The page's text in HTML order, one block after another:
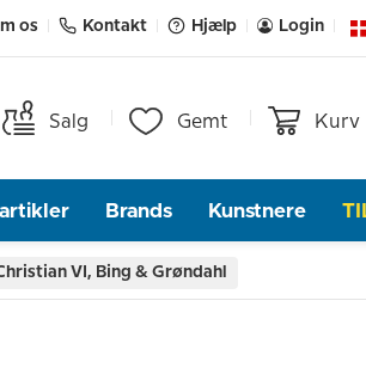
os Kontakt Hjælp Login
Salg Gemt Kurv
Brands Kunstnere
VI, Bing & Grøndahl